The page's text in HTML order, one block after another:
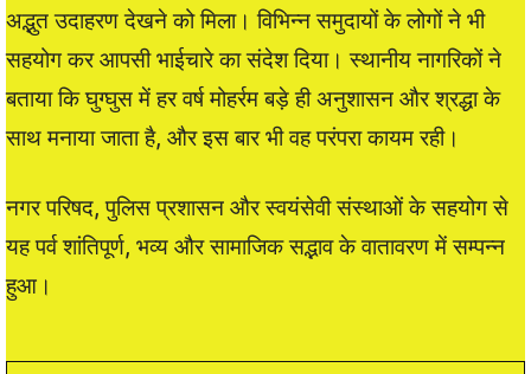
अद्भुत उदाहरण देखने को मिला। विभिन्न समुदायों के लोगों ने भी
सहयोग कर आपसी भाईचारे का संदेश दिया। स्थानीय नागरिकों ने
बताया कि घुग्घुस में हर वर्ष मोहर्रम बड़े ही अनुशासन और श्रद्धा के
साथ मनाया जाता है, और इस बार भी वह परंपरा कायम रही।
नगर परिषद, पुलिस प्रशासन और स्वयंसेवी संस्थाओं के सहयोग से
यह पर्व शांतिपूर्ण, भव्य और सामाजिक सद्भाव के वातावरण में सम्पन्न
हुआ।